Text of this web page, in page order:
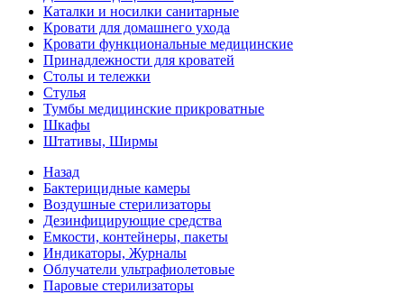
Каталки и носилки санитарные
Кровати для домашнего ухода
Кровати функциональные медицинские
Принадлежности для кроватей
Столы и тележки
Стулья
Тумбы медицинские прикроватные
Шкафы
Штативы, Ширмы
Назад
Бактерицидные камеры
Воздушные стерилизаторы
Дезинфицирующие средства
Емкости, контейнеры, пакеты
Индикаторы, Журналы
Облучатели ультрафиолетовые
Паровые стерилизаторы